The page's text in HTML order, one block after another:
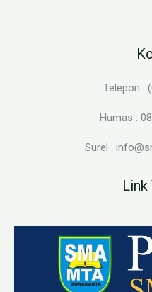
Telepon :
Humas :
Surel :
Link